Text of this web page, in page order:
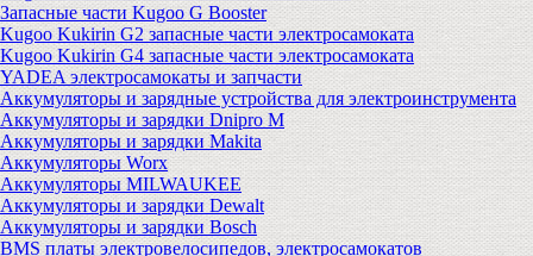
Запасные части Kugoo G Booster
Kugoo Kukirin G2 запасные части электросамоката
Kugoo Kukirin G4 запасные части электросамоката
YADEA электросамокаты и запчасти
Аккумуляторы и зарядные устройства для электроинструмента
Аккумуляторы и зарядки Dnipro M
Аккумуляторы и зарядки Makita
Аккумуляторы Worx
Аккумуляторы MILWAUKEE
Аккумуляторы и зарядки Dewalt
Аккумуляторы и зарядки Bosch
BMS платы электровелосипедов, электросамокатов